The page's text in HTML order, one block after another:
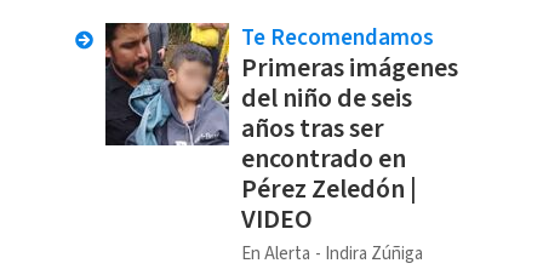
Te Recomendamos
Primeras imágenes
del niño de seis
años tras ser
encontrado en
Pérez Zeledón |
VIDEO
En Alerta Indira Zúñiga